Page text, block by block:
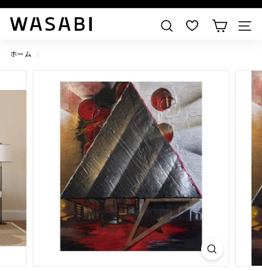
すべての作品を見る
W
S
A
B
検索
ホーム /